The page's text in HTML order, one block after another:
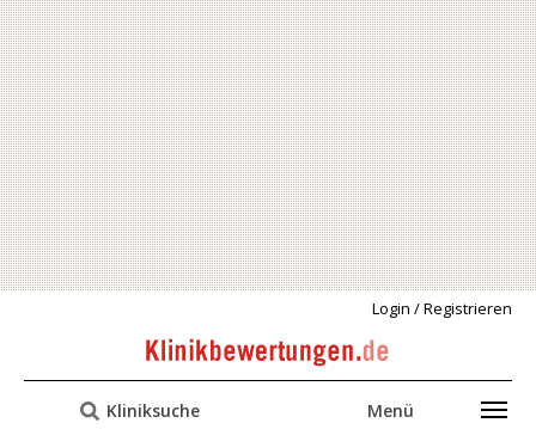
Login / Registrieren
Kliniksuche Menü